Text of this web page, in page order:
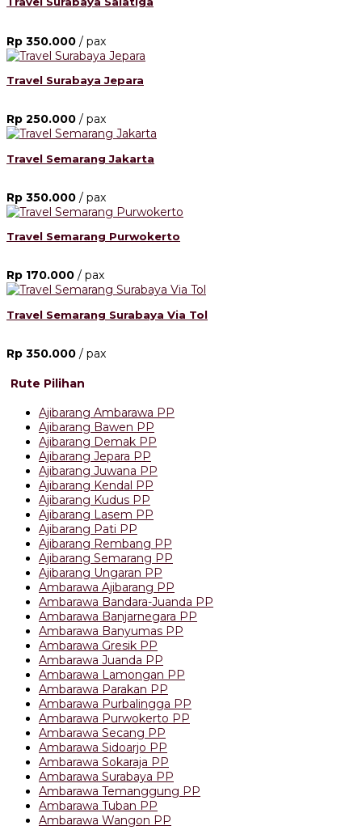
Rp 350.000 / pax
Travel Surabaya Jepara
Rp 250.000 / pax
Travel Semarang Jakarta
Rp 350.000 / pax
Travel Semarang Purwokerto
Rp 170.000 / pax
Travel Semarang Surabaya Via Tol
Rp 350.000 / pax
Rute Pilihan
Ajibarang Ambarawa PP
Ajibarang Bawen PP
Ajibarang Demak PP
Ajibarang Jepara PP
Ajibarang Juwana PP
Ajibarang Kendal PP
Ajibarang Kudus PP
Ajibarang Lasem PP
Ajibarang Pati PP
Ajibarang Rembang PP
Ajibarang Semarang PP
Ajibarang Ungaran PP
Ambarawa Ajibarang PP
Ambarawa Bandara-Juanda PP
Ambarawa Banjarnegara PP
Ambarawa Banyumas PP
Ambarawa Gresik PP
Ambarawa Juanda PP
Ambarawa Lamongan PP
Ambarawa Parakan PP
Ambarawa Purbalingga PP
Ambarawa Purwokerto PP
Ambarawa Secang PP
Ambarawa Sidoarjo PP
Ambarawa Sokaraja PP
Ambarawa Surabaya PP
Ambarawa Temanggung PP
Ambarawa Tuban PP
Ambarawa Wangon PP